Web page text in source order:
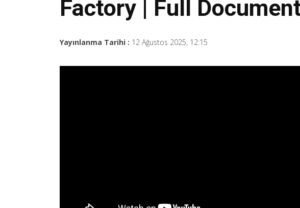
Factory | Full
Yayınlanma Tarihi : 12 Ağustos 2025, 12:15